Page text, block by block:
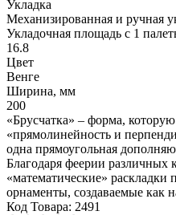
Укладка
Механизированная и ручная
Укладочная площадь с 1
16.8
Цвет
Венге
Ширина, мм
200
«Брусчатка» – форма,
«прямолинейность и
одна прямоугольная
Благодаря феерии различных
«математические»
орнаменты, создаваемые как
Код Товара: 2491